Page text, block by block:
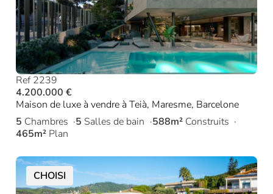
Ref 2239
4.200.000 €
Maison de luxe à vendre à Teià, Maresme, Barcelone
5 Chambres 5 Salles de bain 588m² Construits
465m² Plan
CHOISI